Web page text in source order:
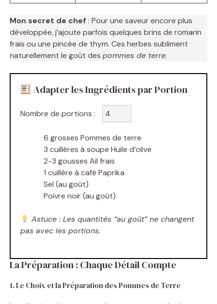
Mon secret de chef : Pour une saveur encore plus
développée, j’ajoute parfois quelques brins de romarin
frais ou une pincée de thym. Ces herbes subliment
naturellement le goût des pommes de terre.
Adapter les Ingrédients par Portion
Nombre de portions :
6 grosses Pommes de terre
3 cuillères à soupe Huile d’olive
2-3 gousses Ail frais
1 cuillère à café Paprika
Sel (au goût)
Poivre noir (au goût)
Astuce : Les quantités “au goût” ne changent
pas avec les portions.
La Préparation : Chaque Détail Compte
1. Le Choix et la Préparation des Pommes de Terre